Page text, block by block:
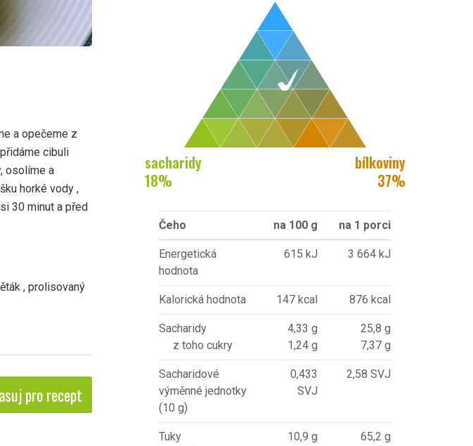
a opečeme z
cibuli
osolíme a
horké vody ,
30 minut a před
, prolisovaný
pro recept
sacharidy
18%
bílkoviny
37%
Čeho na 100 g na 1 porci
Energetická
hodnota
615 kJ 3 664 kJ
Kalorická hodnota 147 kcal 876 kcal
Sacharidy
z toho cukry
4,33 g
1,24 g
25,8 g
7,37 g
Sacharidové
výměnné jednotky
(10 g)
0,433
SVJ
2,58 SVJ
Tuky
10,9 g
65,2 g